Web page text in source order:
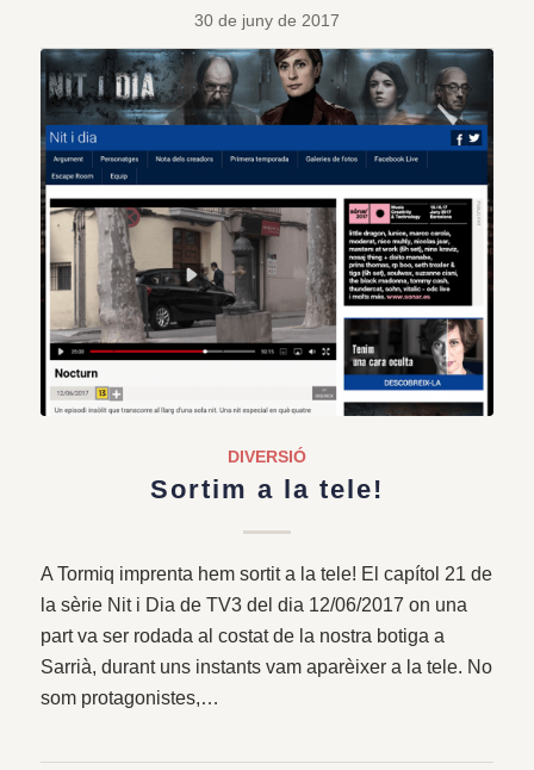
30 de juny de 2017
DIVERSIÓ
Sortim a la tele!
A Tormiq imprenta hem sortit a la tele! El capítol 21 de
la sèrie Nit i Dia de TV3 del dia 12/06/2017 on una
part va ser rodada al costat de la nostra botiga a
Sarrià, durant uns instants vam aparèixer a la tele. No
som protagonistes,…